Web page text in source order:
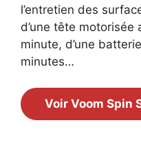
l’entretien des
d’une tête
minute, d’une
minutes…
Voir Voom Spin